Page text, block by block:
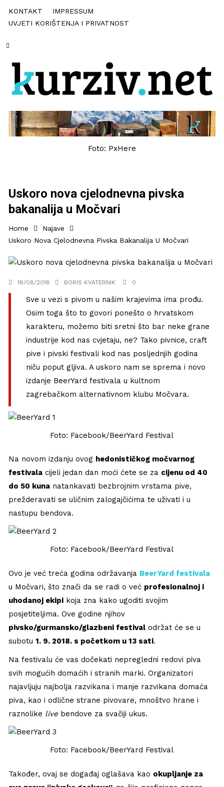
KONTAKT
IMPRESSUM
UVJETI KORIŠTENJA I PRIVATNOST
Foto: PxHere
Uskoro nova cjelodnevna pivska
bakanalija u Močvari
Home
Najave
Uskoro Nova Cjelodnevna Pivska Bakanalija U Močvari
18/08/2018 BORIS KVATERNIK 0
Sve u vezi s pivom u našim krajevima ima prođu.
Osim toga što to govori ponešto o hrvatskom
karakteru, možemo biti sretni što bar neke grane
industrije kod nas cvjetaju, ne? Tako pivnice, craft
pive i pivski festivali kod nas posljednjih godina
niču poput gljiva. A uskoro nam se sprema i novo
izdanje BeerYard festivala u kultnom
zagrebačkom alternativnom klubu Močvara.
Foto: Facebook/BeerYard Festival
Na novom izdanju ovog hedonističkog močvarnog
festivala cijeli jedan dan moći ćete se za cijenu od 40
do 50 kuna natankavati bezbrojnim vrstama pive,
prežderavati se uličnim zalogajčićima te uživati i u
nastupu bendova.
Foto: Facebook/BeerYard Festival
Ovo je već treća godina održavanja BeerYard festivala
u Močvari, što znači da se radi o već profesionalnoj i
uhodanoj ekipi koja zna kako ugoditi svojim
posjetiteljima. Ove godine njihov
pivsko/gurmansko/glazbeni festival održat će se u
subotu1. 9. 2018. s početkom u 13 sati.
Na festivalu će vas dočekati nepregledni redovi piva
svih mogućih domaćih i stranih marki. Organizatori
najavljuju najbolja razvikana i manje razvikana domaća
piva, kao i odlične strane pivovare, mnoštvo hrane i
raznolike live bendove za svačiji ukus.
Foto: Facebook/BeerYard Festival
Također, ovaj se događaj oglašava kao okupljanje za